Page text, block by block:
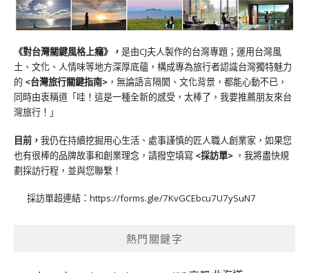
《對台灣關鍵風格上癮》 ， 是由CJ夫人製作的台灣專題；運用台灣風
土、文化、人情味等地方深厚底蘊，構成專為旅行者認識台灣獨特魅力
的 <台灣旅行關鍵指南> ，無論語言隔閡、文化背景，都能心動不已，
同時由衷稱道「哇！這是一種全新的感受，太棒了，我要推薦朋友來台
灣旅行！」
目前， 我仍在持續挖掘用心生活、處事謹慎的匠人職人創業家，如果您
也有很棒的品牌故事和創業理念，請撥空填寫 <採訪單> ，我將盡快規
劃採訪行程，並與您聯繫！
採訪單超連結： https://forms.gle/7KvGCEbcu7U7ySuN7
熱門關鍵字